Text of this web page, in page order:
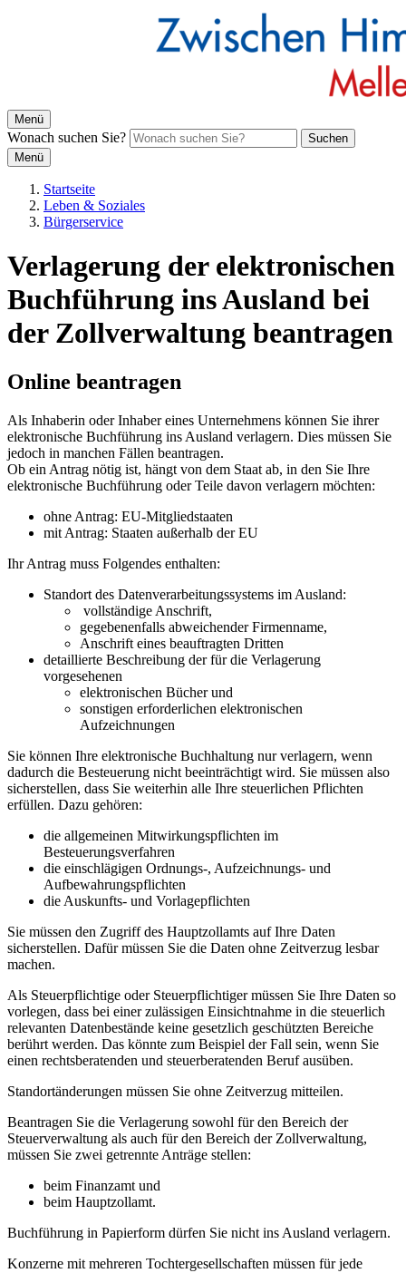
Menü
Wonach suchen Sie?
Suchen
Menü
Startseite
Leben & Soziales
Bürgerservice
Verlagerung der elektronischen
Buchführung ins Ausland bei
der Zollverwaltung beantragen
Online beantragen
Als Inhaberin oder Inhaber eines Unternehmens können Sie ihrer
elektronische Buchführung ins Ausland verlagern. Dies müssen Sie
jedoch in manchen Fällen beantragen.
Ob ein Antrag nötig ist, hängt von dem Staat ab, in den Sie Ihre
elektronische Buchführung oder Teile davon verlagern möchten:
ohne Antrag: EU-Mitgliedstaaten
mit Antrag: Staaten außerhalb der EU
Ihr Antrag muss Folgendes enthalten:
Standort des Datenverarbeitungssystems im Ausland:
vollständige Anschrift,
gegebenenfalls abweichender Firmenname,
Anschrift eines beauftragten Dritten
detaillierte Beschreibung der für die Verlagerung
vorgesehenen
elektronischen Bücher und
sonstigen erforderlichen elektronischen
Aufzeichnungen
Sie können Ihre elektronische Buchhaltung nur verlagern, wenn
dadurch die Besteuerung nicht beeinträchtigt wird. Sie müssen also
sicherstellen, dass Sie weiterhin alle Ihre steuerlichen Pflichten
erfüllen. Dazu gehören:
die allgemeinen Mitwirkungspflichten im
Besteuerungsverfahren
die einschlägigen Ordnungs-, Aufzeichnungs- und
Aufbewahrungspflichten
die Auskunfts- und Vorlagepflichten
Sie müssen den Zugriff des Hauptzollamts auf Ihre Daten
sicherstellen. Dafür müssen Sie die Daten ohne Zeitverzug lesbar
machen.
Als Steuerpflichtige oder Steuerpflichtiger müssen Sie Ihre Daten so
vorlegen, dass bei einer zulässigen Einsichtnahme in die steuerlich
relevanten Datenbestände keine gesetzlich geschützten Bereiche
berührt werden. Das könnte zum Beispiel der Fall sein, wenn Sie
einen rechtsberatenden und steuerberatenden Beruf ausüben.
Standortänderungen müssen Sie ohne Zeitverzug mitteilen.
Beantragen Sie die Verlagerung sowohl für den Bereich der
Steuerverwaltung als auch für den Bereich der Zollverwaltung,
müssen Sie zwei getrennte Anträge stellen:
beim Finanzamt und
beim Hauptzollamt.
Buchführung in Papierform dürfen Sie nicht ins Ausland verlagern.
Konzerne mit mehreren Tochtergesellschaften müssen für jede